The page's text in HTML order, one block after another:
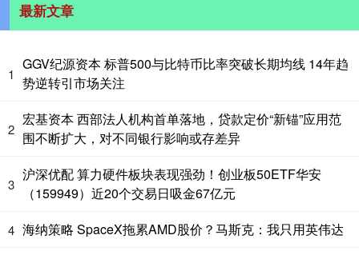
最新文章
1
GGV纪源资本 标普500与比特币比率突破长期均线 14年趋
势逆转引市场关注
2
宏基资本 西部法人机构首单落地，贷款定价“新锚”应用范
围不断扩大，对不同银行影响或存差异
3
沪深优配 算力硬件板块表现强劲！创业板50ETF华安
（159949）近20个交易日吸金67亿元
4 海纳策略 SpaceX拖累AMD股价？马斯克：我只用英伟达